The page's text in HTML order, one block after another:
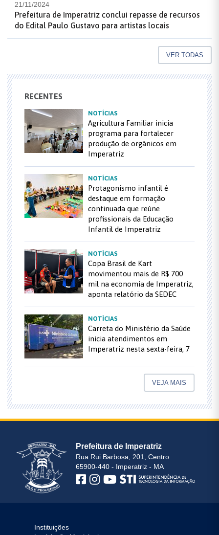
21/11/2024
Prefeitura de Imperatriz conclui repasse de recursos
do Edital Paulo Gustavo para artistas locais
VER TODAS
RECENTES
NOTÍCIAS
Agricultura Familiar inicia
programa para fortalecer
produção de orgânicos em
Imperatriz
NOTÍCIAS
Protagonismo infantil é
destaque em formação
continuada que reúne
profissionais da Educação
Infantil de Imperatriz
NOTÍCIAS
Copa Brasil de Kart
movimentou mais de R$ 700
mil na economia de Imperatriz,
aponta relatório da SEDEC
NOTÍCIAS
Carreta do Ministério da Saúde
inicia atendimentos em
Imperatriz nesta sexta-feira, 7
VEJA MAIS
Prefeitura de Imperatriz
Rua Rui Barbosa, 201, Centro
65900-440 - Imperatriz - MA
Instituições